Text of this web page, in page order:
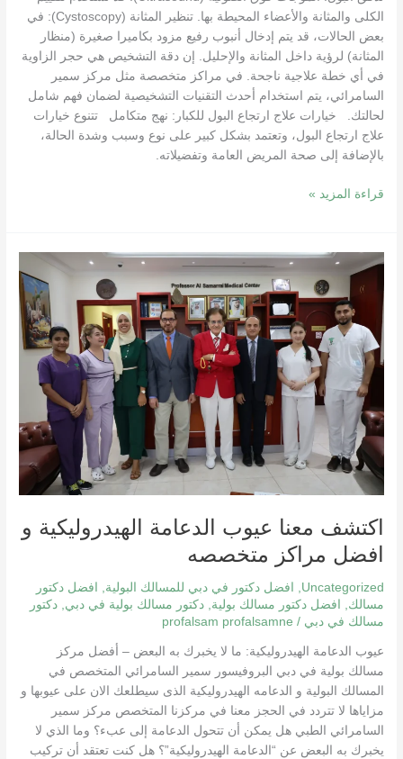
الكلى والمثانة والأعضاء المحيطة بها. تنظير المثانة (Cystoscopy): في
بعض الحالات، قد يتم إدخال أنبوب رفيع مزود بكاميرا صغيرة (منظار
المثانة) لرؤية داخل المثانة والإحليل. إن دقة التشخيص هي حجر الزاوية
في أي خطة علاجية ناجحة. في مراكز متخصصة مثل مركز سمير
السامرائي، يتم استخدام أحدث التقنيات التشخيصية لضمان فهم شامل
لحالتك. خيارات علاج ارتجاع البول للكبار: نهج متكامل تتنوع خيارات
علاج ارتجاع البول، وتعتمد بشكل كبير على نوع وسبب وشدة الحالة،
بالإضافة إلى صحة المريض العامة وتفضيلاته.
قراءة المزيد »
اكتشف معنا عيوب الدعامة الهيدروليكية و
افضل مراكز متخصصه
Uncategorized افضل دكتور في دبي للمسالك البولية
افضل دكتور
مسالك
افضل دكتور مسالك بولية ,دكتور مسالك بولية في دبي ,دكتور
مسالك في دبي /
profalsam profalsamne
عيوب الدعامة الهيدروليكية: ما لا يخبرك به البعض – أفضل مركز
مسالك بولية في دبي البروفيسور سمير السامرائي المتخصص في
المسالك البولية و الدعامه الهيدروليكية الذى سيطلعك الان على عيوبها و
مزاياها لا تتردد في الحجز معنا في مركزنا المتخصص مركز سمير
السامرائي الطبي هل يمكن أن تتحول الدعامة إلى عبء؟ وما الذي لا
يخبرك به البعض عن “الدعامة الهيدروليكية”؟ هل كنت تعتقد أن تركيب
اكتشف
عيوب
الدعامة
الهيدروليكية
و
افضل
مراكز
متخصصه